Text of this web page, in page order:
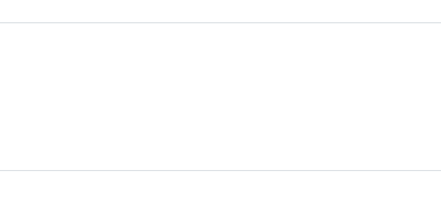
alkyltrimethylammonium chloride,
methylisothiazolinone
L-aspartate, gluconat đồng,